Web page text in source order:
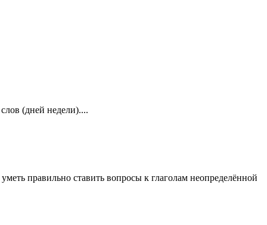
(дней недели)....
правильно ставить вопросы к глаголам неопределённой